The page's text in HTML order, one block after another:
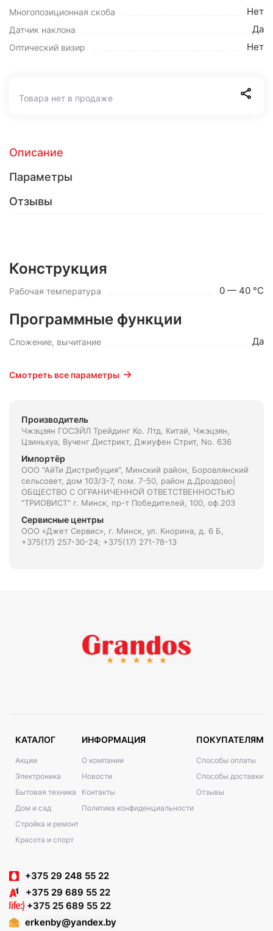
Многопозиционная скоба Нет
Датчик наклона Да
Оптический визир Нет
Товара нет в продаже
Описание
Параметры
Отзывы
Конструкция
Рабочая температура 0 — 40 °С
Программные функции
Сложение, вычитание Да
Смотреть все параметры
Производитель
Чжэцзян ГОСЭЙЛ Трейдинг Ко. Лтд. Китай, Чжэцзян,
Цзиньхуа, Вученг Дистрикт, Джиуфен Стрит, No. 636
Импортёр
ООО "АйТи Дистрибуция", Минский район, Боровлянский
сельсовет, дом 103/3-7, пом. 7-50, район д.Дроздово|
ОБЩЕСТВО С ОГРАНИЧЕННОЙ ОТВЕТСТВЕННОСТЬЮ
"ТРИОВИСТ" г. Минск, пр-т Победителей, 100, оф.203
Сервисные центры
ООО «Джет Сервис», г. Минск, ул. Кнорина, д. 6 Б,
+375(17) 257-30-24; +375(17) 271-78-13
КАТАЛОГ
Акции
Электроника
Бытовая техника
Дом и сад
Стройка и ремонт
Красота и спорт
ИНФОРМАЦИЯ
О компании
Новости
Контакты
Политика конфиденциальности
ПОКУПАТЕЛЯМ
Способы оплаты
Способы доставки
Отзывы
+375 29 248 55 22
+375 29 689 55 22
+375 25 689 55 22
erkenby@yandex.by